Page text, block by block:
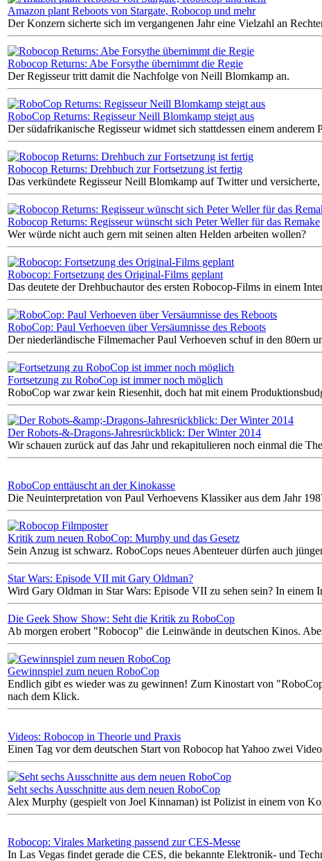
Amazon plant Reboots von Stargate, Robocop und mehr
Der Konzern sicherte sich im vergangenen Jahr eine Vielzahl an
Robocop Returns: Abe Forsythe übernimmt die Regie
Der Regisseur tritt damit die Nachfolge von Neill Blomkamp an.
RoboCop Returns: Regisseur Neill Blomkamp steigt aus
Der südafrikanische Regisseur widmet sich stattdessen einem anderem
Robocop Returns: Drehbuch zur Fortsetzung ist fertig
Das verkündete Regisseur Neill Blomkamp auf Twitter und
Robocop Returns: Regisseur wünscht sich Peter Weller für das Remake
Wer würde nicht auch gern mit seinen alten Helden arbeiten wollen?
Robocop: Fortsetzung des Original-Films geplant
Das deutete der Drehbuchautor des ersten Robocop-Films in einem
RoboCop: Paul Verhoeven über Versäumnisse des Reboots
Der niederländische Filmemacher Paul Verhoeven schuf in den 80ern
Fortsetzung zu RoboCop ist immer noch möglich
RoboCop war zwar kein Riesenhit, doch hat mit einem
Der Robots-&-Dragons-Jahresrückblick: Der Winter 2014
Wir schauen zurück auf das Jahr und rekapitulieren noch einmal die
RoboCop enttäuscht an der Kinokasse
Die Neuinterpretation von Paul Verhoevens Klassiker aus dem Jahr
Kritik zum neuen RoboCop: Murphy und das Gesetz
Sein Anzug ist schwarz. RoboCops neues Abenteuer dürfen auch
Star Wars: Episode VII mit Gary Oldman?
Wird Gary Oldman in Star Wars: Episode VII zu sehen sein? In einem
Die Geek Show Show: Seht die Kritik zu RoboCop
Ab morgen erobert "Robocop" die Leinwände in deutschen Kinos.
Gewinnspiel zum neuen RoboCop
Endlich gibt es wieder was zu gewinnen! Zum Kinostart von
nach dem Klick.
Videos: Robocop in Theorie und Praxis
Einen Tag vor dem deutschen Start von Robocop hat Yahoo zwei
Seht sechs Ausschnitte aus dem neuen RoboCop
Alex Murphy (gespielt von Joel Kinnaman) ist Polizist in einem von
Robocop: Virales Marketing passend zur CES-Messe
In Las Vegas findet gerade die CES, die bekannte Elektronik- und